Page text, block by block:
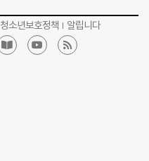
청소년보호정책 알립니다